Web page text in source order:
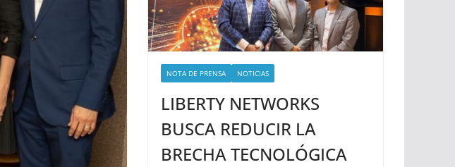
NOTA DE PRENSA NOTICIAS
LIBERTY NETWORKS
BUSCA REDUCIR LA
BRECHA TECNOLÓGICA